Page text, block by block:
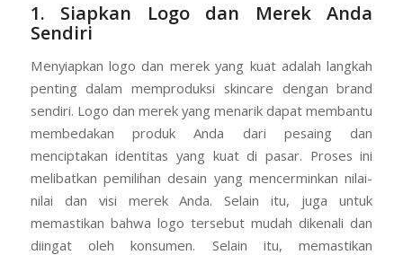
1. Siapkan Logo dan Merek Anda
Sendiri
Menyiapkan logo dan merek yang kuat adalah langkah
penting dalam memproduksi skincare dengan brand
sendiri. Logo dan merek yang menarik dapat membantu
membedakan produk Anda dari pesaing dan
menciptakan identitas yang kuat di pasar. Proses ini
melibatkan pemilihan desain yang mencerminkan nilai-
nilai dan visi merek Anda. Selain itu, juga untuk
memastikan bahwa logo tersebut mudah dikenali dan
diingat oleh konsumen. Selain itu, memastikan